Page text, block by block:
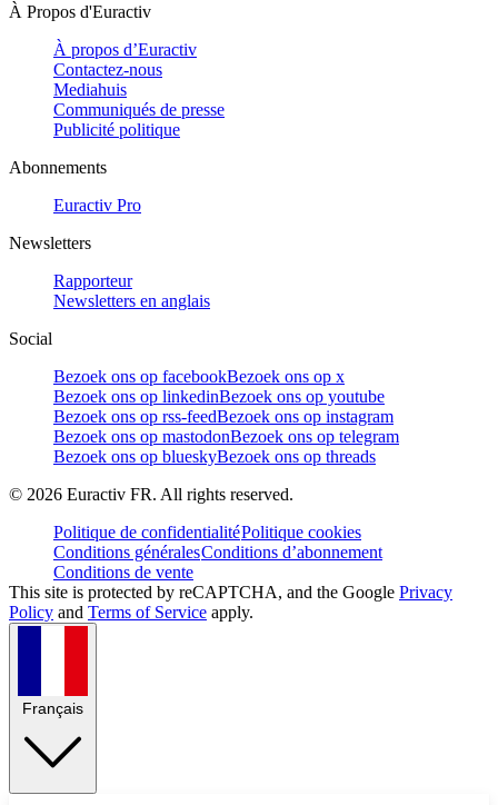
À Propos d'Euractiv
À propos d’Euractiv
Contactez-nous
Mediahuis
Communiqués de presse
Publicité politique
Abonnements
Euractiv Pro
Newsletters
Rapporteur
Newsletters en anglais
Social
Bezoek ons op facebookBezoek ons op x
Bezoek ons op linkedinBezoek ons op youtube
Bezoek ons op rss-feedBezoek ons op instagram
Bezoek ons op mastodonBezoek ons op telegram
Bezoek ons op blueskyBezoek ons op threads
© 2026 Euractiv FR. All rights reserved.
Politique de confidentialitéPolitique cookies
Conditions généralesConditions d’abonnement
Conditions de vente
This site is protected by reCAPTCHA, and the Google Privacy
Policy and Terms of Service apply.
Français